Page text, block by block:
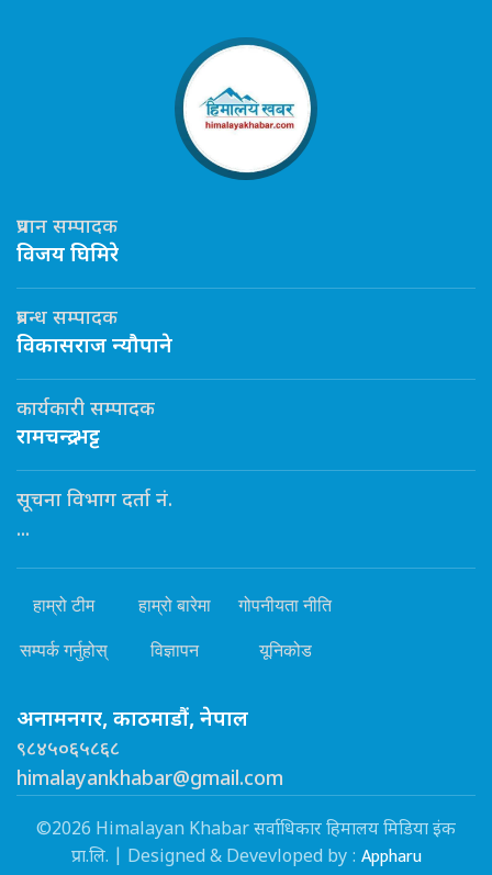
प्रधान सम्पादक
विजय घिमिरे
प्रबन्ध सम्पादक
विकासराज न्यौपाने
कार्यकारी सम्पादक
रामचन्द्र भट्ट
सूचना विभाग दर्ता नं.
...
हाम्रो टीम हाम्रो बारेमा गोपनीयता नीति
सम्पर्क गर्नुहोस् विज्ञापन यूनिकोड
अनामनगर, काठमाडौं, नेपाल
९८४५०६५८६८
himalayankhabar@gmail.com
©2026 Himalayan Khabar सर्वाधिकार हिमालय मिडिया इंक
प्रा.लि. | Designed & Devevloped by : Appharu